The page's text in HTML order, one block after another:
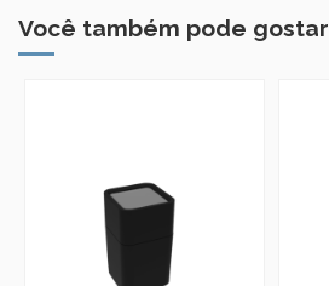
Você também pode gostar